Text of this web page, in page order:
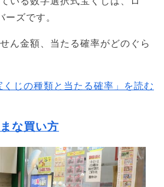
ーズです。
ん金額、当たる確率がどのぐら
くじの種類と当たる確率」を読む
な買い方